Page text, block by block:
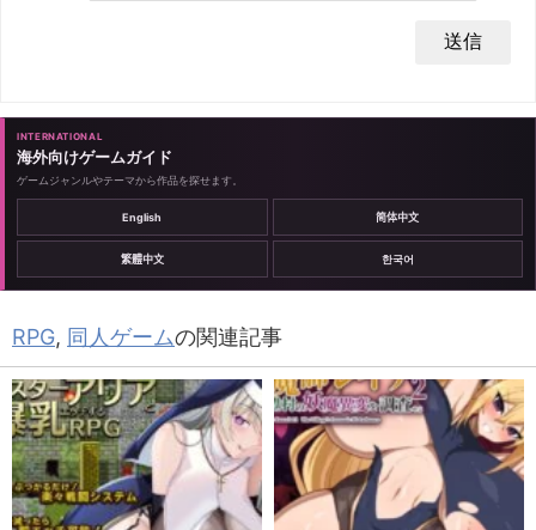
INTERNATIONAL
海外向けゲームガイド
ゲームジャンルやテーマから作品を探せます。
English 简体中文
繁體中文 한국어
RPG, 同人ゲームの関連記事